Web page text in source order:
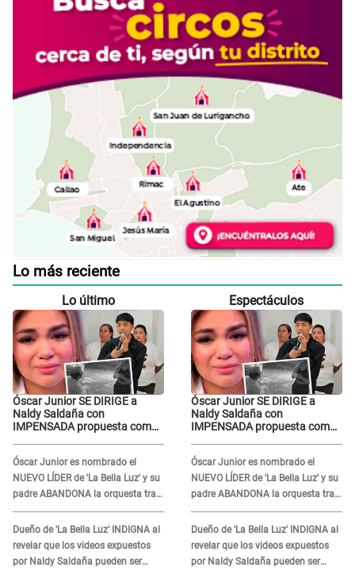
Lo más reciente
Lo último
Óscar Junior SE DIRIGE a
Naldy Saldaña con
IMPENSADA propuesta como
ley..."
Óscar Junior es nombrado el
NUEVO LÍDER de 'La Bella Luz' y su
padre ABANDONA la orquesta tras
caso Naldy Saldaña: "Son
errores..."
Dueño de 'La Bella Luz' INDIGNA al
revelar que los videos expuestos
por Naldy Saldaña pueden ser
Espectáculos
Óscar Junior SE DIRIGE a
Naldy Saldaña con
IMPENSADA propuesta como
ley..."
Óscar Junior es nombrado el
NUEVO LÍDER de 'La Bella Luz' y su
padre ABANDONA la orquesta tras
caso Naldy Saldaña: "Son
errores..."
Dueño de 'La Bella Luz' INDIGNA al
revelar que los videos expuestos
por Naldy Saldaña pueden ser